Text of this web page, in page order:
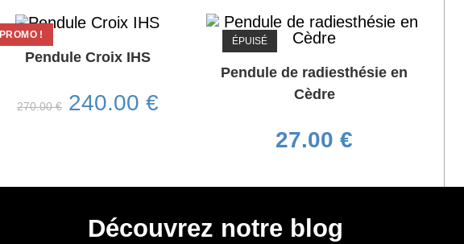
PROMO !
Pendule Croix IHS
270.00€ 240.00 €
ÉPUISÉ
Pendule de radiesthésie en
Cèdre
27.00€
Découvrez notre blog